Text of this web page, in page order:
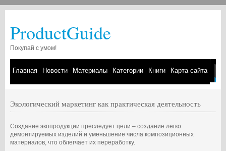
ProductGuide
Покупай с умом!
Главная Новости Материалы Категории Книги Карта сайта
Экологический маркетинг как практическая деятельность
Создание экопродукции преследует цели – создание легко
демонтируемых изделий и уменьшение числа композиционных
материалов, что облегчает их переработку.